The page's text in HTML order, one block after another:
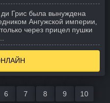
Грис была вынуждена
Ангужской империи,
через прицел пушки
6 7 8 9 10